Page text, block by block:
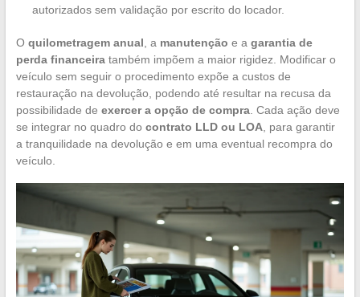
autorizados sem validação por escrito do locador.
O quilometragem anual , a manutenção e a garantia de
perda financeiratambém impõem a maior rigidez. Modificar o
veículo sem seguir o procedimento expõe a custos de
restauração na devolução, podendo até resultar na recusa da
possibilidade de exercer a opção de compra. Cada ação deve
se integrar no quadro do contrato LLD ou LOA, para garantir
a tranquilidade na devolução e em uma eventual recompra do
veículo.